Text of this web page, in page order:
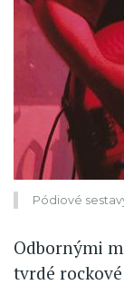
Pódiové
Odbornými
tvrdé